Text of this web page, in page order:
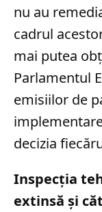
nu au
cadrul
mai putea
Parlamentul
emisiilor de
decizia
Inspecția
extinsă și